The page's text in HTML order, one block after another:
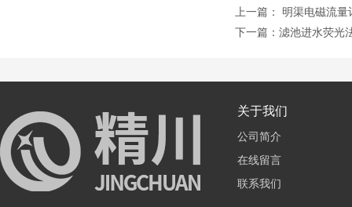
上一篇： 明渠电磁流量
下一篇： 滤池进水荧光
关于我们
公司简介
在线留言
联系我们